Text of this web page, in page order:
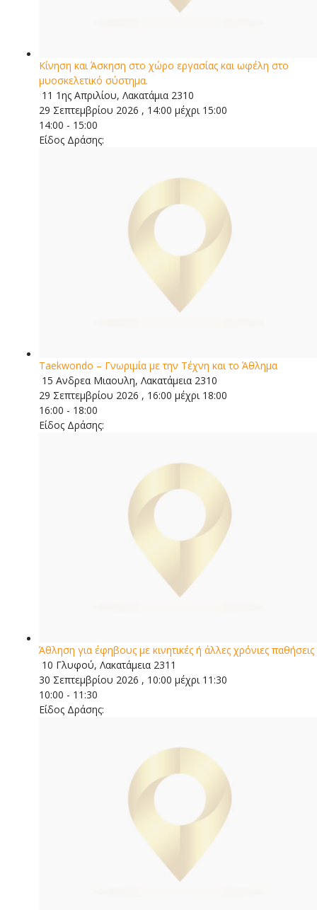
Κίνηση και Άσκηση στο χώρο εργασίας και ωφέλη στο
μυοσκελετικό σύστημα.
11 1ης Απριλίου, Λακατάμια 2310
29 Σεπτεμβρίου 2026 , 14:00 μέχρι 15:00
14:00 - 15:00
Είδος Δράσης:
Taekwondo – Γνωριμία με την Τέχνη και το Άθλημα
15 Ανδρεα Μιαουλη, Λακατάμεια 2310
29 Σεπτεμβρίου 2026 , 16:00 μέχρι 18:00
16:00 - 18:00
Είδος Δράσης:
Άθληση για έφηβους με κινητικές ή άλλες χρόνιες παθήσεις
10 Γλυφού, Λακατάμεια 2311
30 Σεπτεμβρίου 2026 , 10:00 μέχρι 11:30
10:00 - 11:30
Είδος Δράσης: